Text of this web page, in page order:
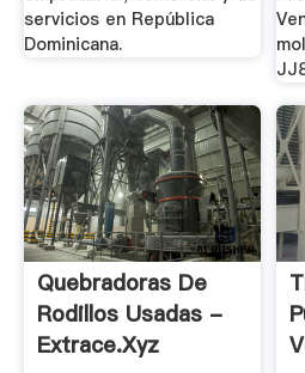
servicios en República
Dominicana.
Quebradoras De
Rodillos Usadas -
Extrace.xyz